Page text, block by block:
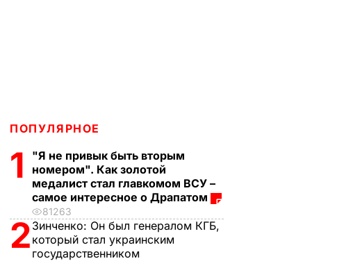
ПОПУЛЯРНОЕ
1
"Я не привык быть вторым
номером". Как золотой
медалист стал главкомом ВСУ –
самое интересное о Драпатом
81263
2 Зинченко: Он был генералом КГБ,
который стал украинским
государственником